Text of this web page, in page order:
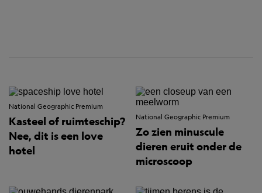
National Geographic Premium
Kasteel of ruimteschip?
Nee, dit is een love
hotel
National Geographic Premium
Zo zien minuscule
dieren eruit onder de
microscoop